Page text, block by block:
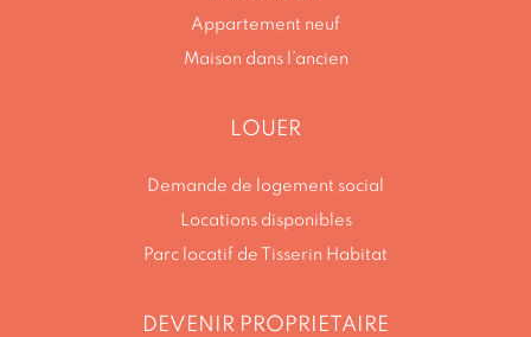
Appartement neuf
Maison dans l’ancien
LOUER
Demande de logement social
Locations disponibles
Parc locatif de Tisserin Habitat
DEVENIR PROPRIETAIRE